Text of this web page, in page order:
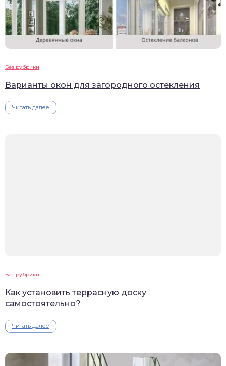
Без рубрики
Варианты окон для загородного остекления
Читать далее
Без рубрики
Как установить террасную доску
самостоятельно?
Читать далее